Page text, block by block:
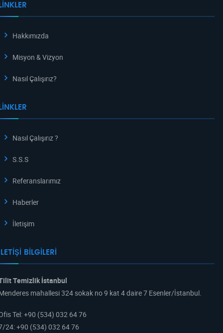
Hakkımızda
Misyon & Vizyon
Nasıl Çalışırız?
Nasıl Çalışırız ?
S.S.S
Referanslarımız
Haberler
İletişim
BILGILERI
Temizlik İstanbul
mahallesi 324 sokak no 9 kat 4 daire 7 Esenler/İstanbul.
Tel:+90 (534) 032 64 76
24:+90 (534) 032 64 76